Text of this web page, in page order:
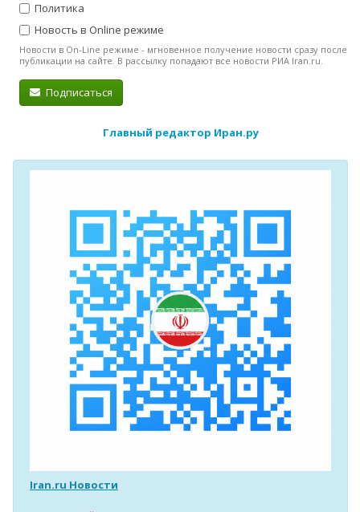
Политика
Новость в Online режиме
Новости в On-Line режиме - мгновенное получение новости сразу после
публикации на сайте. В рассылку попадают все новости РИА Iran.ru.
Подписаться
Главный редактор Иран.ру
Iran.ru Новости